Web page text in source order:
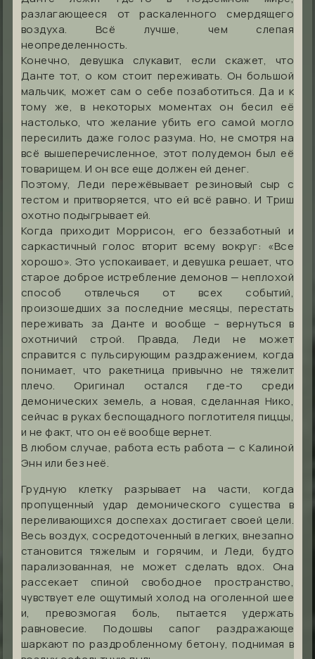
разлагающееся от раскаленного смердящего
воздуха. Всё лучше, чем слепая
неопределенность.
Конечно, девушка слукавит, если скажет, что
Данте тот, о ком стоит переживать. Он большой
мальчик, может сам о себе позаботиться. Да и к
тому же, в некоторых моментах он бесил её
настолько, что желание убить его самой могло
пересилить даже голос разума. Но, не смотря на
всё вышеперечисленное, этот полудемон был её
товарищем. И он все еще должен ей денег.
Поэтому, Леди пережёвывает резиновый сыр с
тестом и притворяется, что ей всё равно. И Триш
охотно подыгрывает ей.
Когда приходит Моррисон, его беззаботный и
саркастичный голос вторит всему вокруг: «Все
хорошо». Это успокаивает, и девушка решает, что
старое доброе истребление демонов — неплохой
способ отвлечься от всех событий,
произошедших за последние месяцы, перестать
переживать за Данте и вообще – вернуться в
охотничий строй. Правда, Леди не может
справится с пульсирующим раздражением, когда
понимает, что ракетница привычно не тяжелит
плечо. Оригинал остался где-то среди
демонических земель, а новая, сделанная Нико,
сейчас в руках беспощадного поглотителя пиццы,
и не факт, что он её вообще вернет.
В любом случае, работа есть работа — с Калиной
Энн или без неё.
Грудную клетку разрывает на части, когда
пропущенный удар демонического существа в
переливающихся доспехах достигает своей цели.
Весь воздух, сосредоточенный в легких, внезапно
становится тяжелым и горячим, и Леди, будто
парализованная, не может сделать вдох. Она
рассекает спиной свободное пространство,
чувствует еле ощутимый холод на оголенной шее
и, превозмогая боль, пытается удержать
равновесие. Подошвы сапог раздражающе
шаркают по раздробленному бетону, поднимая в